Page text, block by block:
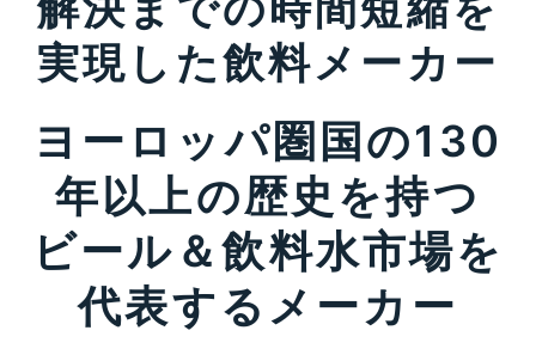
実現した飲料メーカー
ヨーロッパ圏国の130
年以上の歴史を持つ
ビール＆飲料水市場を
代表するメーカー